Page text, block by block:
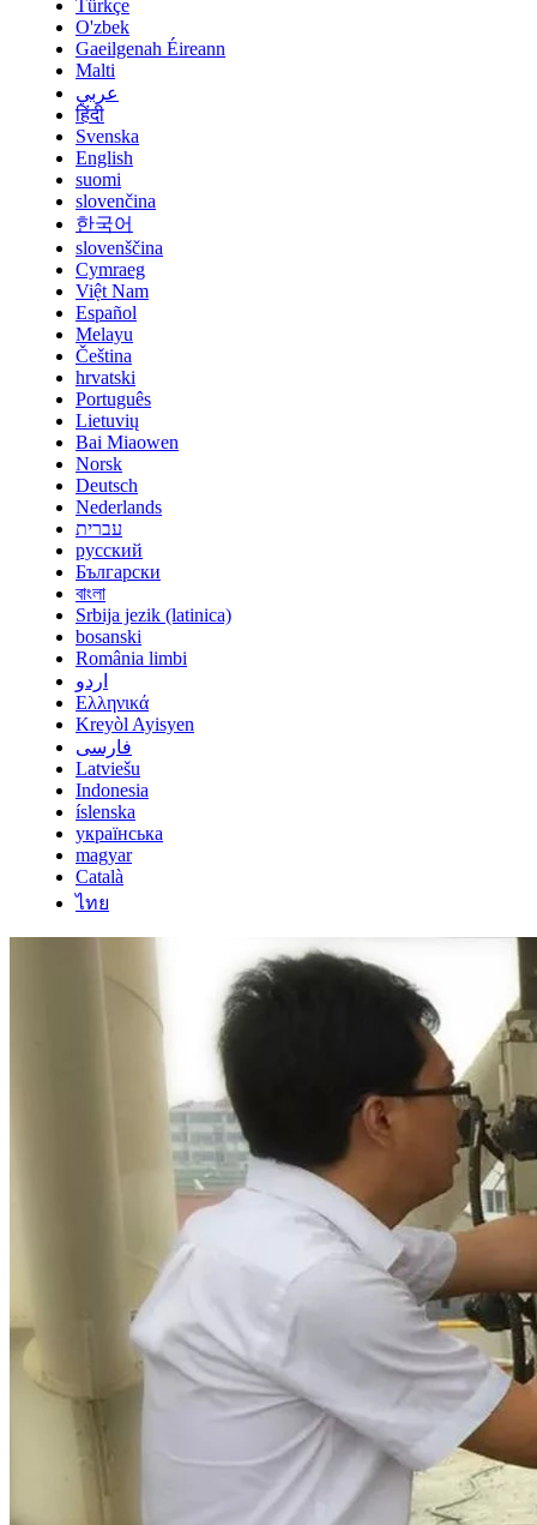
Türkçe
O'zbek
Gaeilgenah Éireann
Malti
عربي
हिंदी
Svenska
English
suomi
slovenčina
한국어
slovenščina
Cymraeg
Việt Nam
Español
Melayu
Čeština
hrvatski
Português
Lietuvių
Bai Miaowen
Norsk
Deutsch
Nederlands
עברית
русский
Български
বাংলা
Srbija jezik (latinica)
bosanski
România limbi
اردو
Ελληνικά
Kreyòl Ayisyen
فارسی
Latviešu
Indonesia
íslenska
українська
magyar
Català
ไทย